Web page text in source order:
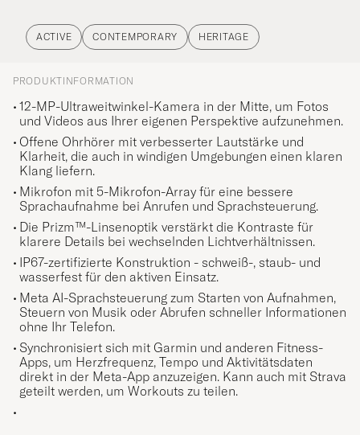
ACTIVE CONTEMPORARY HERITAGE
PRODUKTINFORMATION
12-MP-Ultraweitwinkel-Kamera in der Mitte, um Fotos
und Videos aus Ihrer eigenen Perspektive aufzunehmen.
Offene Ohrhörer mit verbesserter Lautstärke und
Klarheit, die auch in windigen Umgebungen einen klaren
Klang liefern.
Mikrofon mit 5-Mikrofon-Array für eine bessere
Sprachaufnahme bei Anrufen und Sprachsteuerung.
Die Prizm™-Linsenoptik verstärkt die Kontraste für
klarere Details bei wechselnden Lichtverhältnissen.
IP67-zertifizierte Konstruktion - schweiß-, staub- und
wasserfest für den aktiven Einsatz.
Meta AI-Sprachsteuerung zum Starten von Aufnahmen,
Steuern von Musik oder Abrufen schneller Informationen
ohne Ihr Telefon.
Synchronisiert sich mit Garmin und anderen Fitness-
Apps, um Herzfrequenz, Tempo und Aktivitätsdaten
direkt in der Meta-App anzuzeigen. Kann auch mit Strava
geteilt werden, um Workouts zu teilen.